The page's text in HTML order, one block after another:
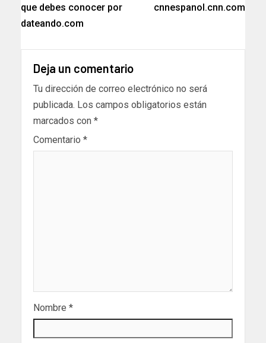
que debes conocer por
dateando.com
cnnespanol.cnn.com
Deja un comentario
Tu dirección de correo electrónico no será
publicada. Los campos obligatorios están
marcados con *
Comentario *
Nombre *